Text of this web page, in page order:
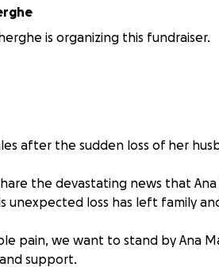
is organizing this fundraiser.
after the sudden loss of her
the devastating news that Ana
unexpected loss has left family
pain, we want to stand by Ana
support.